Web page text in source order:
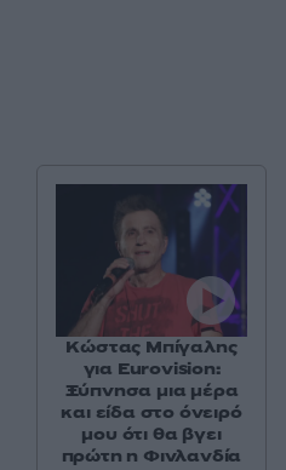
Κώστας Μπίγαλης
για Eurovision:
Ξύπνησα μια μέρα
και είδα στο όνειρό
μου ότι θα βγει
πρώτη η Φινλανδία